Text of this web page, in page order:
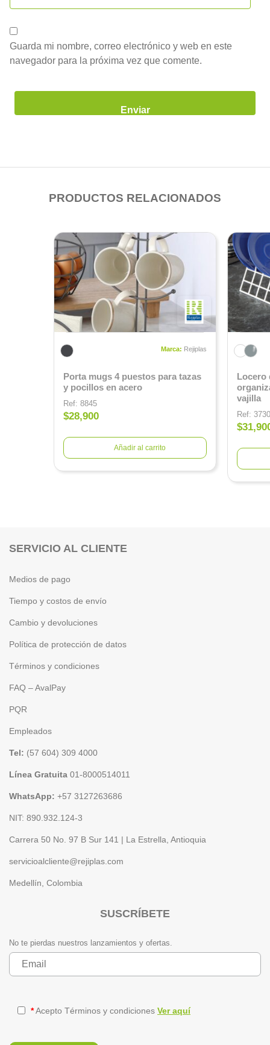
Guarda mi nombre, correo electrónico y web en este
navegador para la próxima vez que comente.
PRODUCTOS RELACIONADOS
Marca: Rejiplas
Porta mugs 4 puestos para tazas
y pocillos en acero
Ref: 8845
$28,900
Añadir al carrito
Locero
vajilla
Ref: 3730
SERVICIO AL CLIENTE
Medios de pago
Tiempo y costos de envío
Cambio y devoluciones
Política de protección de datos
Términos y condiciones
FAQ – AvalPay
PQR
Empleados
Tel: (57 604) 309 4000
Línea Gratuita 01-8000514011
WhatsApp: +57 3127263686
NIT: 890.932.124-3
Carrera 50 No. 97 B Sur 141 | La Estrella, Antioquia
servicioalcliente@rejiplas.com
Medellín, Colombia
SUSCRÍBETE
No te pierdas nuestros lanzamientos y ofertas.
*Acepto Términos y condiciones Ver aquí